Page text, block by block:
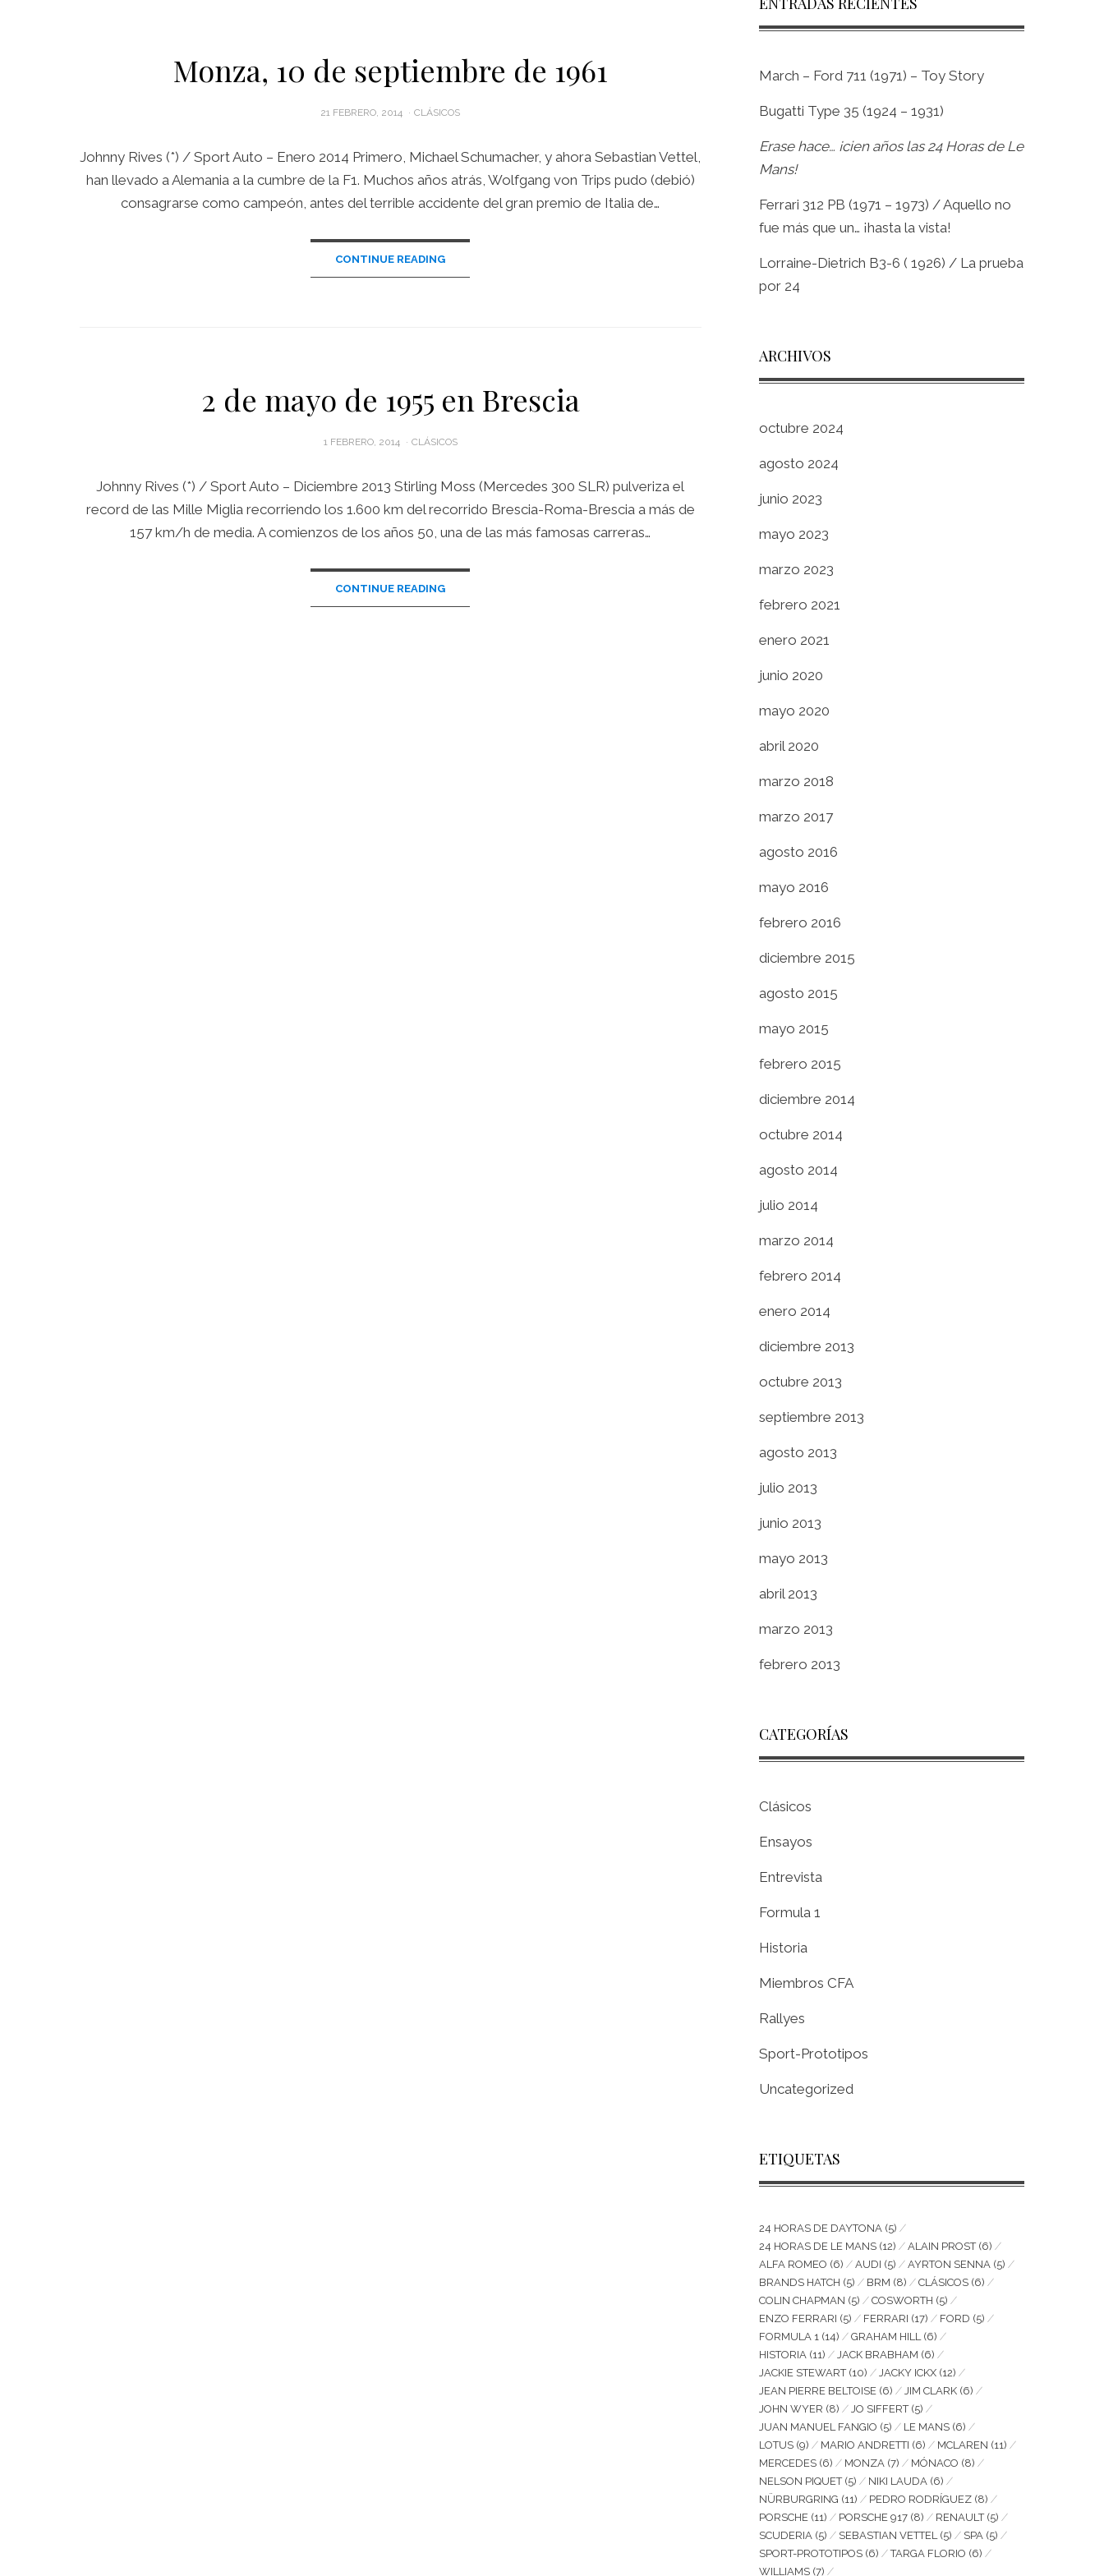
Monza, 10 de septiembre de 1961
POSTED
21 FEBRERO, 2014 CLÁSICOS
Johnny Rives (*) / Sport Auto – Enero 2014 Primero, Michael Schumacher, y ahora Sebastian Vettel,
han llevado a Alemania a la cumbre de la F1. Muchos años atrás, Wolfgang von Trips pudo (debió)
consagrarse como campeón, antes del terrible accidente del gran premio de Italia de…
CONTINUE READING
2 de mayo de 1955 en Brescia
POSTED
1 FEBRERO, 2014 CLÁSICOS
Johnny Rives (*) / Sport Auto – Diciembre 2013 Stirling Moss (Mercedes 300 SLR) pulveriza el
record de las Mille Miglia recorriendo los 1.600 km del recorrido Brescia-Roma-Brescia a más de
157 km/h de media. A comienzos de los años 50, una de las más famosas carreras…
CONTINUE READING
March – Ford 711 (1971) – Toy Story
Bugatti Type 35 (1924 – 1931)
Erase hace… ¡cien años las 24 Horas de Le
Mans!
Ferrari 312 PB (1971 – 1973) / Aquello no
fue más que un… ¡hasta la vista!
Lorraine-Dietrich B3-6 ( 1926) / La prueba
por 24
ARCHIVOS
octubre 2024
agosto 2024
junio 2023
mayo 2023
marzo 2023
febrero 2021
enero 2021
junio 2020
mayo 2020
abril 2020
marzo 2018
marzo 2017
agosto 2016
mayo 2016
febrero 2016
diciembre 2015
agosto 2015
mayo 2015
febrero 2015
diciembre 2014
octubre 2014
agosto 2014
julio 2014
marzo 2014
febrero 2014
enero 2014
diciembre 2013
octubre 2013
septiembre 2013
agosto 2013
julio 2013
junio 2013
mayo 2013
abril 2013
marzo 2013
febrero 2013
CATEGORÍAS
Clásicos
Ensayos
Entrevista
Formula 1
Historia
Miembros CFA
Rallyes
Sport-Prototipos
Uncategorized
ETIQUETAS
24 HORAS DE DAYTONA(5)
24 HORAS DE LE MANS(12) ALAIN PROST(6)
ALFA ROMEO (6) AUDI (5) AYRTON SENNA(5)
BRANDS HATCH (5) BRM (8) CLÁSICOS(6)
COLIN CHAPMAN (5) COSWORTH (5)
ENZO FERRARI (5) FERRARI (17) FORD (5)
FORMULA 1(14) GRAHAM HILL(6)
HISTORIA(11) JACK BRABHAM (6)
JACKIE STEWART(10) JACKY ICKX(12)
JEAN PIERRE BELTOISE(6) JIM CLARK(6)
JOHN WYER (8) JO SIFFERT(5)
JUAN MANUEL FANGIO (5) LE MANS(6)
LOTUS(9) MARIO ANDRETTI (6) MCLAREN (11)
MERCEDES(6) MONZA(7) MÓNACO (8)
NELSON PIQUET(5) NIKI LAUDA(6)
NÜRBURGRING (11) PEDRO RODRÍGUEZ(8)
PORSCHE(11) PORSCHE 917(8) RENAULT(5)
SCUDERIA(5) SEBASTIAN VETTEL(5) SPA(5)
SPORT-PROTOTIPOS(6) TARGA FLORIO (6)
WILLIAMS(7)